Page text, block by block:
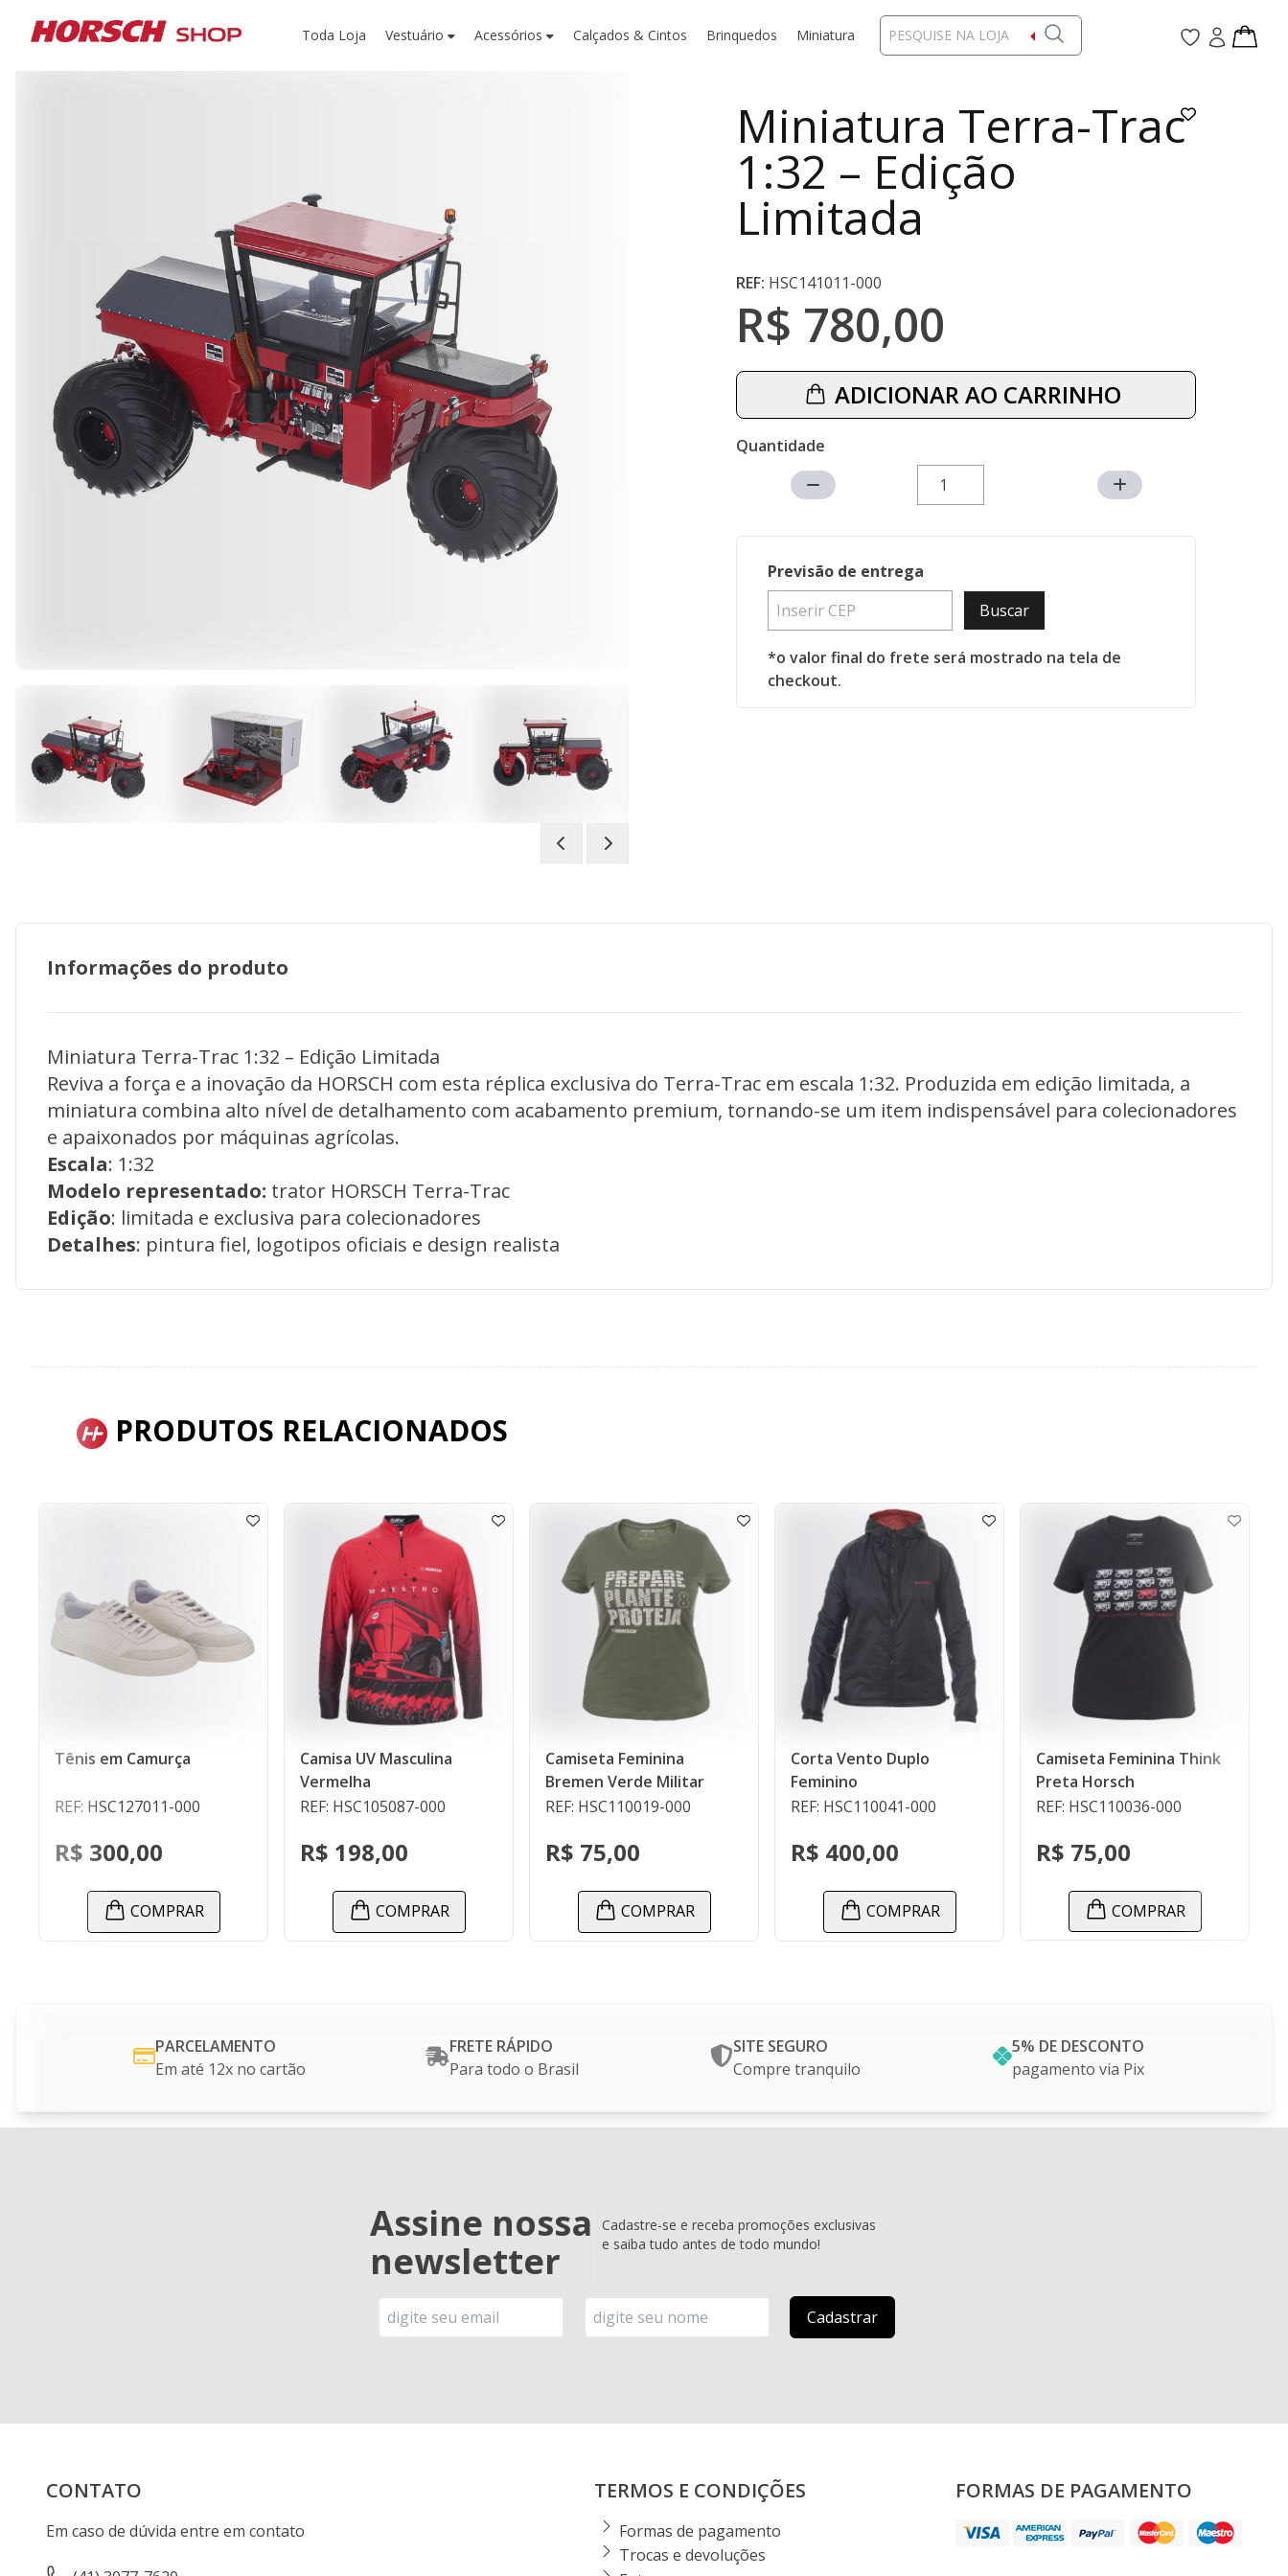
Toda Loja Vestuário Acessórios Calçados & Cintos Brinquedos Miniatura
Miniatura Terra-Trac
1:32 – Edição
Limitada
REF: HSC141011-000
R$ 780,00
ADICIONAR AO CARRINHO
Quantidade
Previsão de entrega
Buscar
*o valor final do frete será mostrado na tela de
checkout.
Informações do produto
Miniatura Terra-Trac 1:32 – Edição Limitada
Reviva a força e a inovação da HORSCH com esta réplica exclusiva do Terra-Trac em escala 1:32. Produzida em edição limitada, a
miniatura combina alto nível de detalhamento com acabamento premium, tornando-se um item indispensável para colecionadores
e apaixonados por máquinas agrícolas.
Escala: 1:32
Modelo representado: trator HORSCH Terra-Trac
Edição: limitada e exclusiva para colecionadores
Detalhes: pintura fiel, logotipos oficiais e design realista
PRODUTOS RELACIONADOS
Camisa UV Masculina
REF: HSC105087-000
R$ 198,00
COMPRAR
Camiseta Feminina
Bremen Verde Militar
REF: HSC110019-000
R$ 75,00
COMPRAR
Corta Vento Duplo
Feminino
REF: HSC110041-000
R$ 400,00
COMPRAR
Camiseta Feminina Think
REF: HSC110036-000
R$ 75,00
COMPRAR
Boné Rosa com Suede
REF: HSC132009-000
R$ 45,00
COMPRAR
PARCELAMENTO
Em até 12x no cartão
FRETE RÁPIDO
Para todo o Brasil
SITE SEGURO
Compre tranquilo
5% DE DESCONTO
pagamento via Pix
Assine nossa
newsletter
Cadastre-se e receba promoções exclusivas
e saiba tudo antes de todo mundo!
CONTATO
Em caso de dúvida entre em contato
TERMOS E CONDIÇÕES
Formas de pagamento
Trocas e devoluções
FORMAS DE PAGAMENTO